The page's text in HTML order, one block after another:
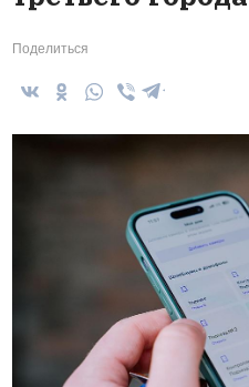
Поделиться